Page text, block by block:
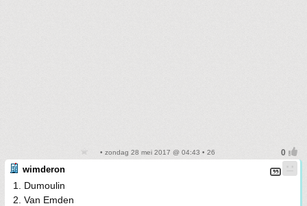
• zondag 28 mei 2017 @ 04:43 • 26
wimderon
1. Dumoulin
2. Van Emden